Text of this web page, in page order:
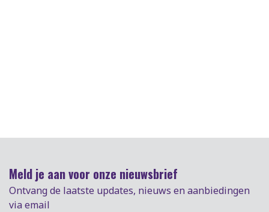
Meld je aan voor onze nieuwsbrief
Ontvang de laatste updates, nieuws en aanbiedingen
via email